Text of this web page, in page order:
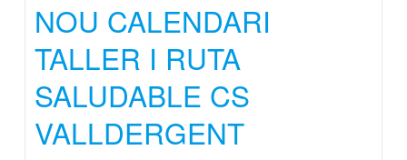
NOU CALENDARI
TALLER I RUTA
SALUDABLE CS
VALLDERGENT